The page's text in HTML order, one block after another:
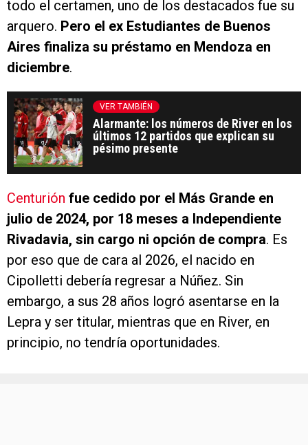
todo el certamen, uno de los destacados fue su
arquero. Pero el ex Estudiantes de Buenos
Aires finaliza su préstamo en Mendoza en
diciembre.
VER TAMBIÉN
Alarmante: los números de River en los
últimos 12 partidos que explican su
pésimo presente
Centurión fue cedido por el Más Grande en
julio de 2024, por 18 meses a Independiente
Rivadavia, sin cargo ni opción de compra. Es
por eso que de cara al 2026, el nacido en
Cipolletti debería regresar a Núñez. Sin
embargo, a sus 28 años logró asentarse en la
Lepra y ser titular, mientras que en River, en
principio, no tendría oportunidades.